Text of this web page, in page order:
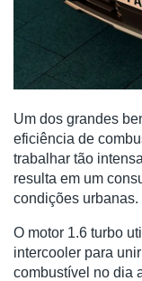
Um dos grandes
eficiência de
trabalhar tão
resulta em um
condições urbanas.
O motor 1.6 turbo
intercooler para
combustível no dia